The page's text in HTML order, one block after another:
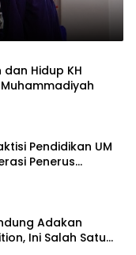
Hidup KH
Pendidikan UM
Penerus
Adakan
Ini Salah Satu